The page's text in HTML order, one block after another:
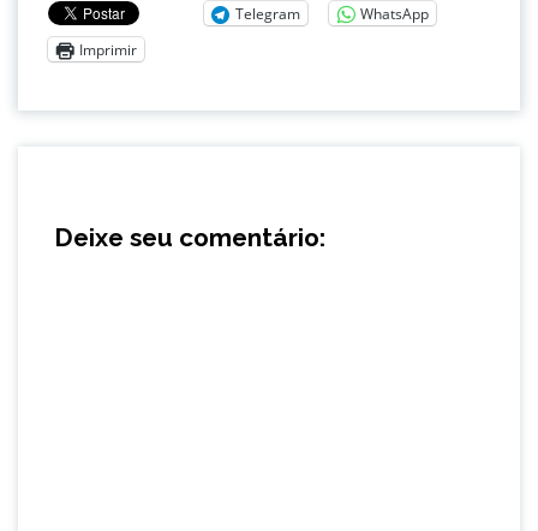
Telegram
WhatsApp
Imprimir
Deixe seu comentário: